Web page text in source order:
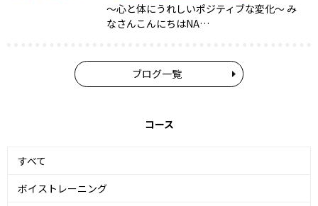
〜心と体にうれしいポジティブな変化〜 み
なさんこんにちはNA…
ブログ一覧
コース
すべて
ボイストレーニング